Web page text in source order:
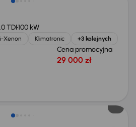
TDI100 kW
Xenon Klimatronic +3 kolejnych
Cena promocyjna
29 000 zł